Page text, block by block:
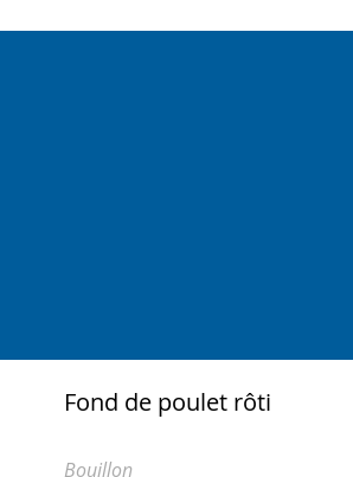
Fond de poulet rôti
Bouillon